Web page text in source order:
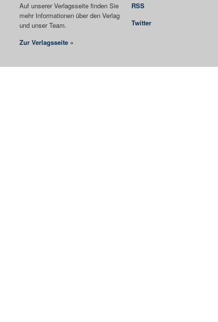
Auf unserer Verlagsseite finden Sie
mehr Informationen über den Verlag
und unser Team.
Zur Verlagsseite »
RSS
Twitter